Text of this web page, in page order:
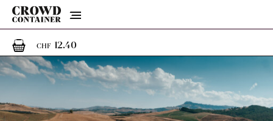
Menu
CHF 12.401 Artikel im Warenkorb